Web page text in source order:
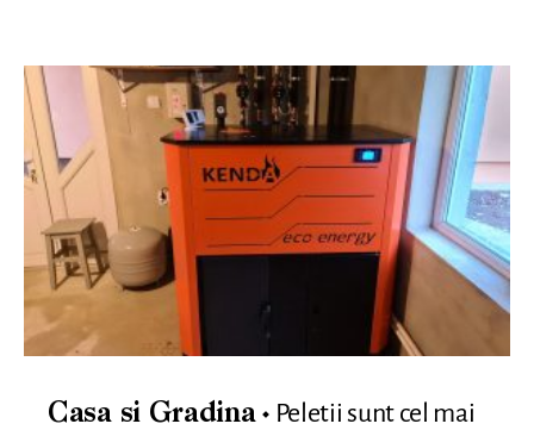
Casa si Gradina
Peletii sunt cel mai